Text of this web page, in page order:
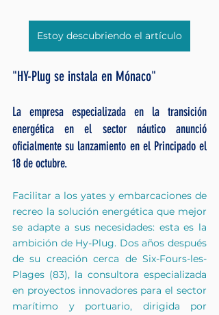
Estoy descubriendo el artículo
"HY-Plug se instala en Mónaco"
La empresa especializada en la transición
energética en el sector náutico anunció
oficialmente su lanzamiento en el Principado el
18 de octubre.
Facilitar a los yates y embarcaciones de
recreo la solución energética que mejor
se adapte a sus necesidades: esta es la
ambición de Hy-Plug. Dos años después
de su creación cerca de Six-Fours-les-
Plages (83), la consultora especializada
en proyectos innovadores para el sector
marítimo y portuario, dirigida por